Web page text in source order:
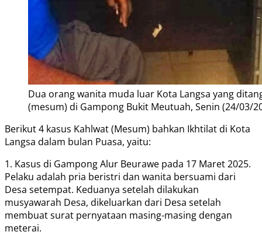
Dua orang wanita muda luar Kota Langsa yang
(mesum) di Gampong Bukit Meutuah, Senin (24/03/
Berikut 4 kasus Kahlwat (Mesum) bahkan Ikhtilat di Kota
Langsa dalam bulan Puasa, yaitu:
1. Kasus di Gampong Alur Beurawe pada 17 Maret 2025.
Pelaku adalah pria beristri dan wanita bersuami dari
Desa setempat. Keduanya setelah dilakukan
musyawarah Desa, dikeluarkan dari Desa setelah
membuat surat pernyataan masing-masing dengan
meterai.